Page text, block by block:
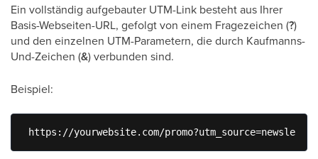
Ein vollständig aufgebauter UTM-Link besteht aus Ihrer
Basis-Webseiten-URL, gefolgt von einem Fragezeichen (?)
und den einzelnen UTM-Parametern, die durch Kaufmanns-
Und-Zeichen (&) verbunden sind.
Beispiel:
https://yourwebsite.com/